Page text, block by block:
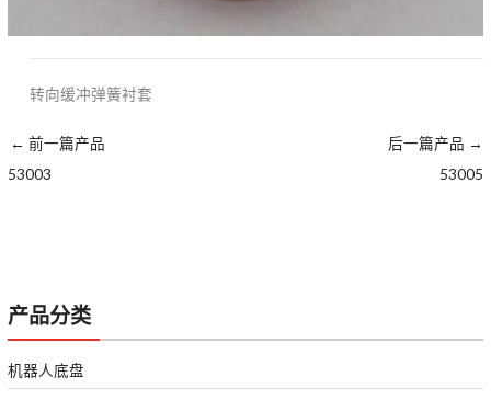
产品分类
机器人底盘
转向缓冲弹簧衬套
← 前一篇产品
53003
后一篇产品 →
53005